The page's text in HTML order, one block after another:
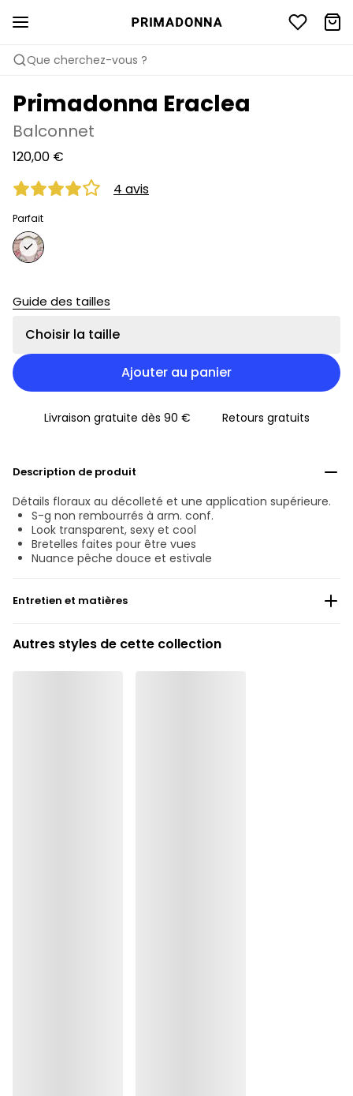
Que cherchez-vous ?
Primadonna Eraclea
Balconnet
120,00 €
4 avis
Parfait
Guide des tailles
Choisir la taille
Ajouter au panier
Livraison gratuite dès 90 € Retours gratuits
Description de produit
Détails floraux au décolleté et une application supérieure.
S-g non rembourrés à arm. conf.
Look transparent, sexy et cool
Bretelles faites pour être vues
Nuance pêche douce et estivale
Entretien et matières
Lavage professionnel exclu
Séchage à la machine exclu
Autres styles de cette collection